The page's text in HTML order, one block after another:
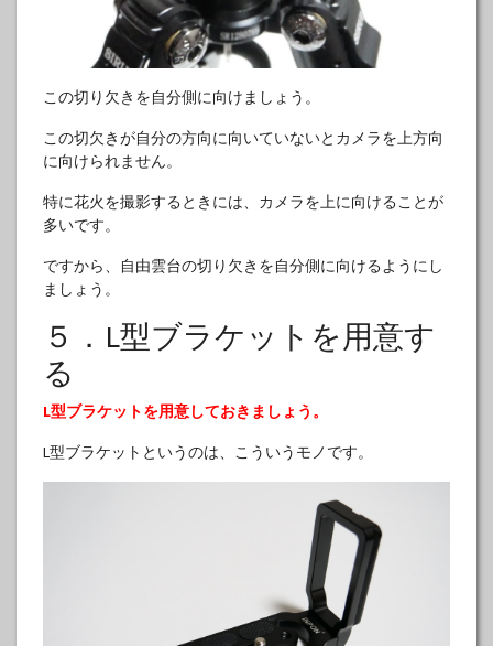
この切り欠きを自分側に向けましょう。
この切欠きが自分の方向に向いていないとカメラを上方向
に向けられません。
特に花火を撮影するときには、カメラを上に向けることが
多いです。
ですから、自由雲台の切り欠きを自分側に向けるようにし
ましょう。
５．L型ブラケットを用意す
る
L型ブラケットを用意しておきましょう。
L型ブラケットというのは、こういうモノです。